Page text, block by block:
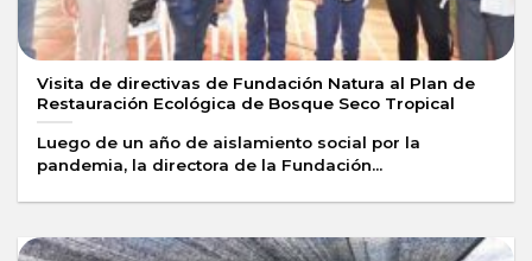
Visita de directivas de Fundación Natura al Plan de
Restauración Ecológica de Bosque Seco Tropical
Luego de un año de aislamiento social por la
pandemia, la directora de la Fundación...